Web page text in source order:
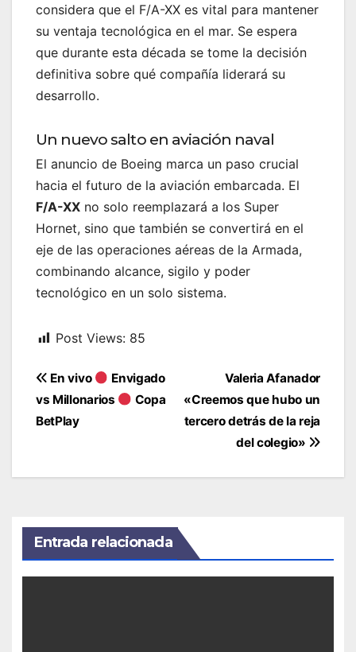
considera que el F/A-XX es vital para mantener
su ventaja tecnológica en el mar. Se espera
que durante esta década se tome la decisión
definitiva sobre qué compañía liderará su
desarrollo.
Un nuevo salto en aviación naval
El anuncio de Boeing marca un paso crucial
hacia el futuro de la aviación embarcada. El
F/A-XX no solo reemplazará a los Super
Hornet, sino que también se convertirá en el
eje de las operaciones aéreas de la Armada,
combinando alcance, sigilo y poder
tecnológico en un solo sistema.
Post Views: 85
Navegación
de
entradas
Valeria Afanador
«Creemos que hubo un
tercero detrás de la reja
del colegio»
En vivo
Envigado
vs Millonarios
Copa
BetPlay
Entrada relacionada